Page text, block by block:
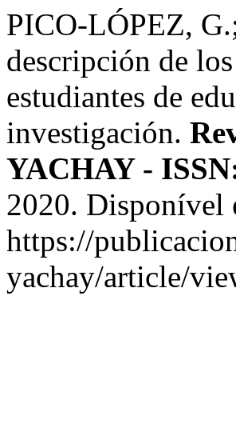
PICO-LÓPEZ,
descripción de
estudiantes de
investigación.
YACHAY -
2020. Disponível
https://
yachay/article/